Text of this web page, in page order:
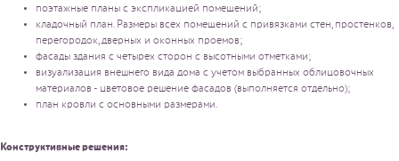
поэтажные планы с экспликацией помещений;
кладочный план. Размеры всех помещений с привязками стен, простенков,
перегородок, дверных и оконных проемов;
фасады здания с четырех сторон с высотными отметками;
визуализация внешнего вида дома с учетом выбранных облицовочных
материалов - цветовое решение фасадов (выполняется отдельно);
план кровли с основными размерами.
Конструктивные решения: